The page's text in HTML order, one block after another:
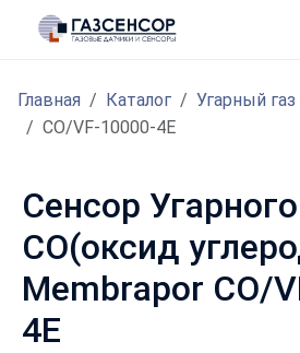
Главная Каталог
Угарный газ
CO/VF-10000-4E
Сенсор
CO(оксид
Membrapor CO/
4E